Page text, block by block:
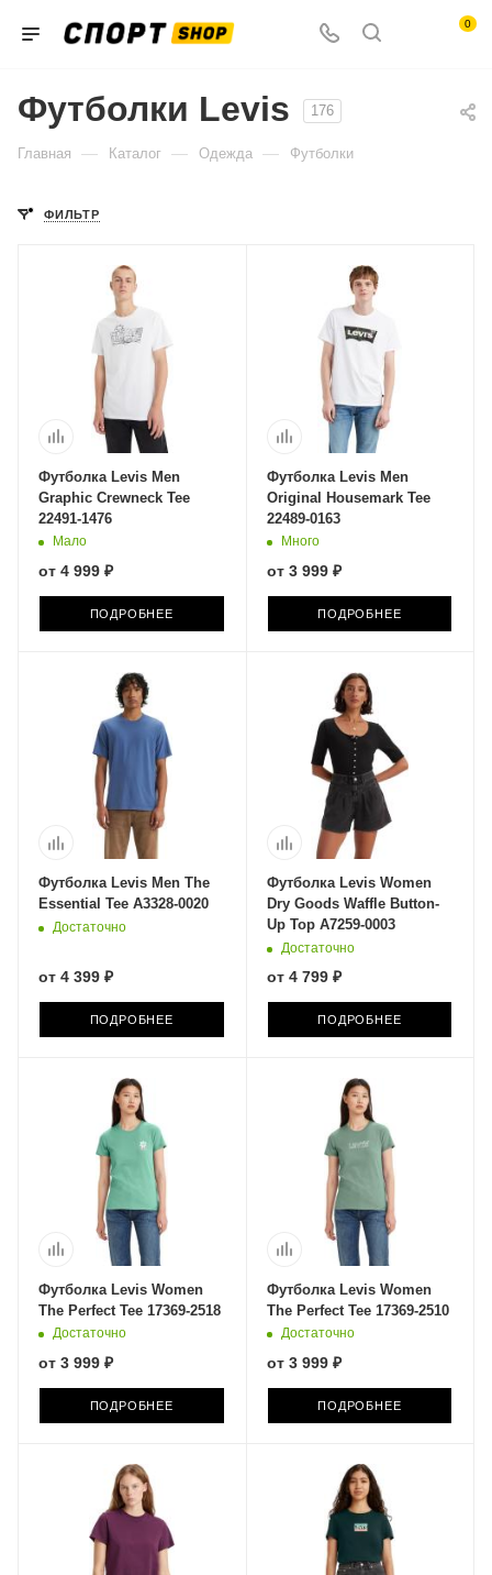
0
Футболки Levis 176
Главная — Каталог — Одежда — Футболки
ФИЛЬТР
Футболка Levis Men
Graphic Crewneck Tee
22491-1476
Мало
от 4 999 ₽
ПОДРОБНЕЕ
Футболка Levis Men
Original Housemark Tee
22489-0163
Много
от 3 999 ₽
ПОДРОБНЕЕ
Футболка Levis Men The
Essential Tee A3328-0020
Достаточно
от 4 399 ₽
ПОДРОБНЕЕ
Футболка Levis Women
Dry Goods Waffle Button-
Up Top A7259-0003
Достаточно
от 4 799 ₽
ПОДРОБНЕЕ
Футболка Levis Women
The Perfect Tee 17369-2518
Достаточно
от 3 999 ₽
ПОДРОБНЕЕ
Футболка Levis Women
The Perfect Tee 17369-2510
Достаточно
от 3 999 ₽
ПОДРОБНЕЕ